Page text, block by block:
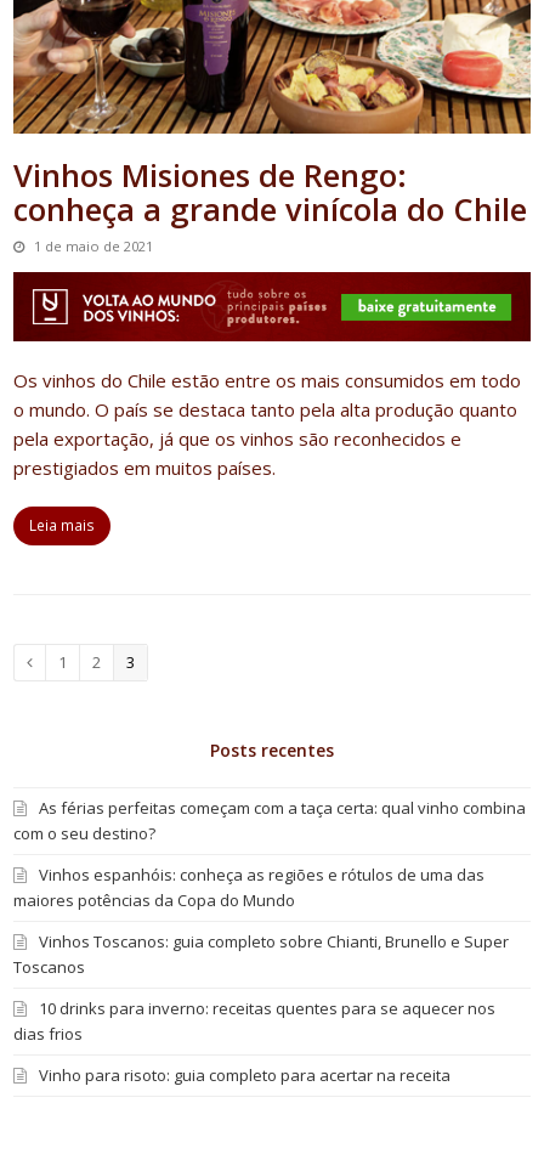
Vinhos Misiones de Rengo:
conheça a grande vinícola do Chile
1 de maio de 2021
Osvinhos do Chile estão entre os mais consumidos em todo
o mundo. O país se destaca tanto pela alta produção quanto
pela exportação, já que os vinhos são reconhecidos e
prestigiados em muitos países.
Leia mais
AnteriorPage
1 Page
2 Page
3
Posts recentes
As férias perfeitas começam com a taça certa: qual vinho combina
com o seu destino?
Vinhos espanhóis: conheça as regiões e rótulos de uma das
maiores potências da Copa do Mundo
Vinhos Toscanos: guia completo sobre Chianti, Brunello e Super
Toscanos
10 drinks para inverno: receitas quentes para se aquecer nos
dias frios
Vinho para risoto: guia completo para acertar na receita